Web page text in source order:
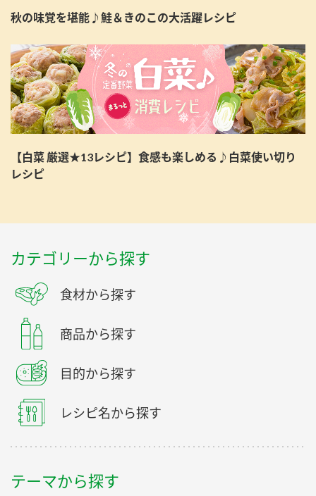
秋の味覚を堪能♪鮭＆きのこの大活躍レシピ
【白菜 厳選★13レシピ】食感も楽しめる♪白菜使い切り
レシピ
カテゴリーから探す
食材から探す
商品から探す
目的から探す
レシピ名から探す
テーマから探す